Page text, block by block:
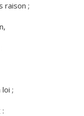
raison ;
;